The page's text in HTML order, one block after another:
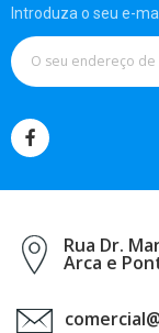
Introduza o seu e-
Rua Dr.
Arca e